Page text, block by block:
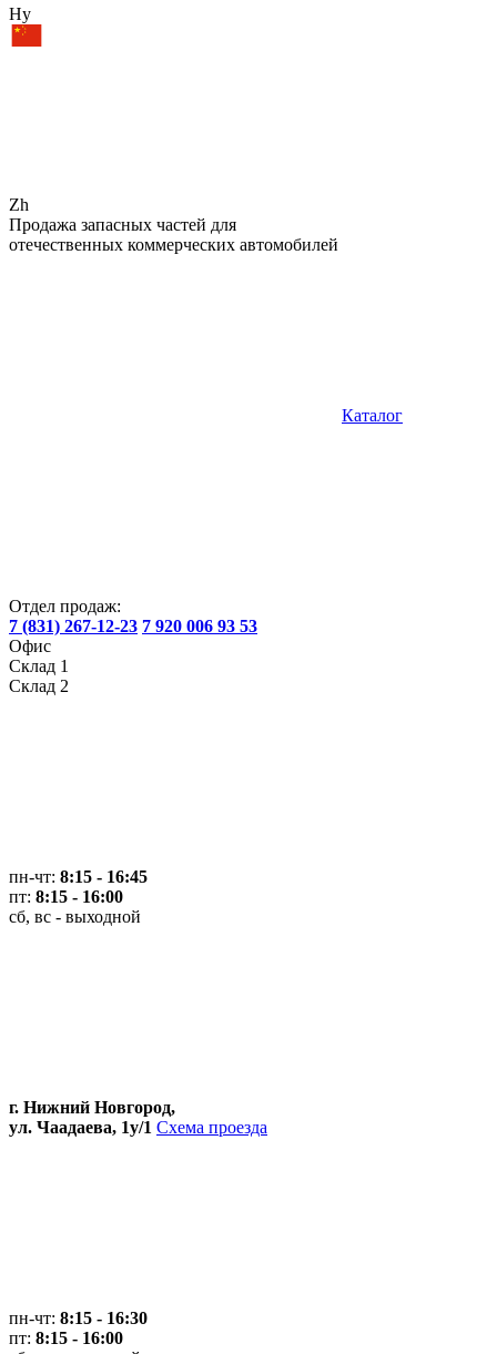
Hy
Zh
Продажа запасных частей для
отечественных коммерческих автомобилей
Каталог
Отдел продаж:
7 (831) 267-12-23 7 920 006 93 53
Офис
Склад 1
Склад 2
пн-чт: 8:15 - 16:45
пт: 8:15 - 16:00
сб, вс - выходной
г. Нижний Новгород,
ул. Чаадаева, 1у/1 Схема проезда
пн-чт: 8:15 - 16:30
пт: 8:15 - 16:00